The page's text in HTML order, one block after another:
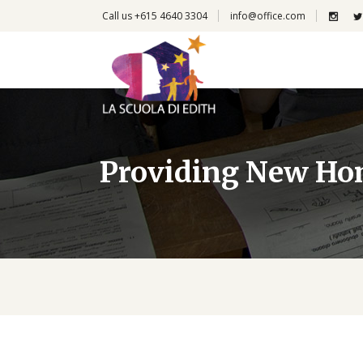
Call us +615 4640 3304 info@office.com
Providing New